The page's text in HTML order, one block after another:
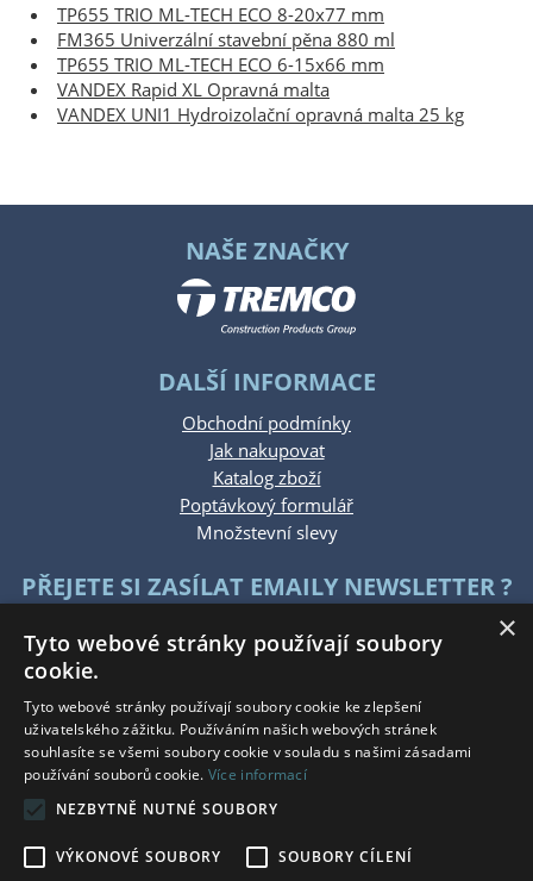
TP655 TRIO ML-TECH ECO 8-20x77 mm
FM365 Univerzální stavební pěna 880 ml
TP655 TRIO ML-TECH ECO 6-15x66 mm
VANDEX Rapid XL Opravná malta
VANDEX UNI1 Hydroizolační opravná malta 25 kg
NAŠE ZNAČKY
DALŠÍ INFORMACE
Obchodní podmínky
Jak nakupovat
Katalog zboží
Poptávkový formulář
Množstevní slevy
PŘEJETE SI ZASÍLAT EMAILY NEWSLETTER ?
KONTAKTUJTE NÁS
Po - Pá: 7:30 - 15:30
Tel.: +420 777 215 146
×
Tyto webové stránky používají soubory
cookie.
Tyto webové stránky používají soubory cookie ke zlepšení
uživatelského zážitku. Používáním našich webových stránek
souhlasíte se všemi soubory cookie v souladu s našimi zásadami
používání souborů cookie. Více informací
NEZBYTNĚ NUTNÉ SOUBORY
VÝKONOVÉ SOUBORY SOUBORY CÍLENÍ